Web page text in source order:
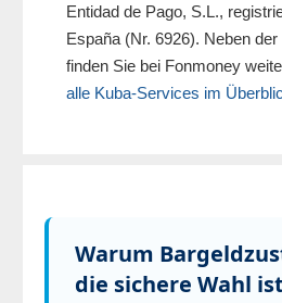
Entidad de Pago, S.L.,
España (Nr. 6926). Neben
finden Sie bei Fonmoney
alle Kuba-Services im
Warum
die sichere Wahl ist